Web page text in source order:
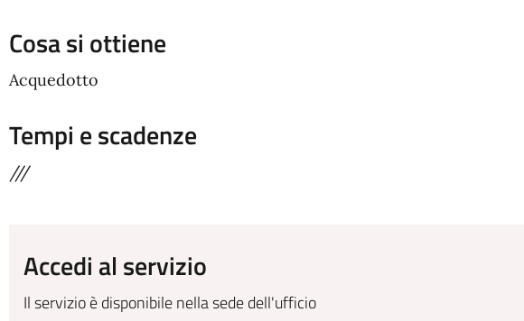
Cosa si ottiene
Acquedotto
Tempi e scadenze
///
Accedi al servizio
Il servizio è disponibile nella sede dell'ufficio